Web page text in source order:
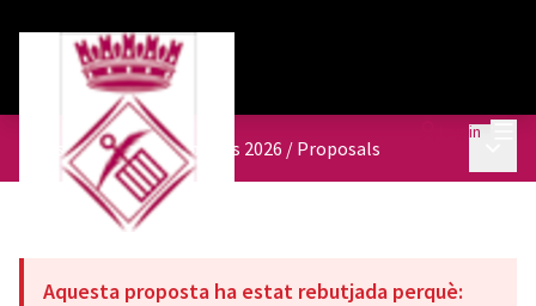
Log in
Pressupostos participatius 2026 / Proposals
Aquesta proposta ha estat rebutjada perquè: